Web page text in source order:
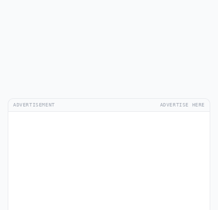
ADVERTISEMENT ADVERTISE HERE